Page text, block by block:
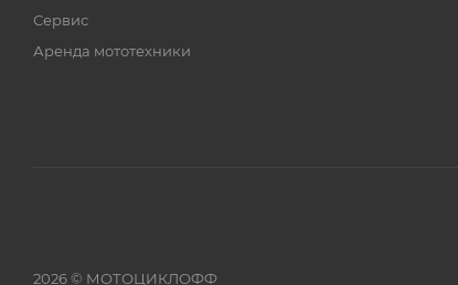
Сервис
Аренда мототехники
2026 © МОТОЦИКЛОФФ